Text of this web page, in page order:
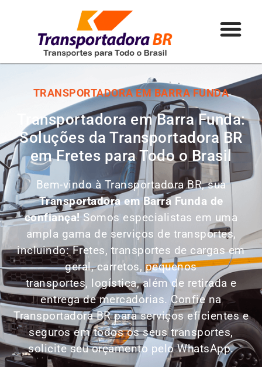
TRANSPORTADORA EM BARRA FUNDA
Transportadora em Barra Funda:
Soluções da Transportadora BR
em Fretes para Todo o Brasil
Bem-vindo à Transportadora BR, sua
Transportadora em Barra Funda de
confiança! Somos especialistas em uma
ampla gama de serviços de transportes,
incluindo: Fretes, transportes de cargas em
geral, carretos, pequenos
transportes, logística, além de retirada e
entrega de mercadorias. Confie na
Transportadora BR para serviços eficientes e
seguros em todos os seus transportes,
solicite seu orçamento pelo WhatsApp.